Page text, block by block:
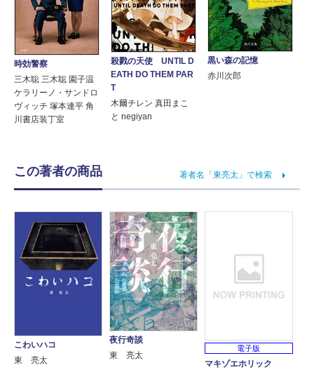
時効警察
三木聡 三木聡 園子温
ケラリーノ・サンドロ
ヴィッチ 塚本連平 角
川書店装丁室
殺戮の天使 UNTIL D
EATH DO THEM PAR
T
木爾チレン 真田まこ
と negiyan
黒い森の記憶
赤川次郎
この著者の商品 著者名「東亮太」で検索
こわいハコ
東 亮太
夜行奇談
東 亮太
電子版
マキゾエホリック